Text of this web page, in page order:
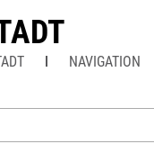
NAVIGATION